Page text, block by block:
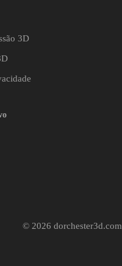
3D
© 2026 dorchester3d.com